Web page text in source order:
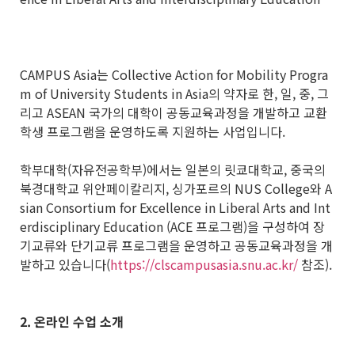
CAMPUS Asia는 Collective Action for Mobility Progra
m of University Students in Asia의 약자로 한, 일, 중, 그
리고 ASEAN 국가의 대학이 공동교육과정을 개발하고 교환
학생 프로그램을 운영하도록 지원하는 사업입니다.
학부대학(자유전공학부)에서는 일본의 릿쿄대학교, 중국의
북경대학교 위안페이칼리지, 싱가포르의 NUS College와 A
sian Consortium for Excellence in Liberal Arts and Int
erdisciplinary Education (ACE 프로그램)을 구성하여 장
기교류와 단기교류 프로그램을 운영하고 공동교육과정을 개
발하고 있습니다(https://clscampusasia.snu.ac.kr/ 참조).
2. 온라인 수업 소개